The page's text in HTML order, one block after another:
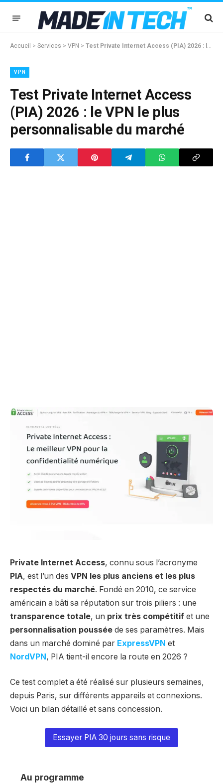
Accueil > Services > VPN > Test Private Internet Access (PIA) 2026 : le VPN le plus personnalisable du marché
VPN
Test Private Internet Access
(PIA) 2026 : le VPN le plus
personnalisable du marché
Private Internet Access, connu sous l’acronyme
PIA, est l’un des VPN les plus anciens et les plus
respectés du marché. Fondé en 2010, ce service
américain a bâti sa réputation sur trois piliers : une
transparence totale, un prix très compétitif et une
personnalisation poussée de ses paramètres. Mais
dans un marché dominé par ExpressVPN et
NordVPN, PIA tient-il encore la route en 2026 ?
Ce test complet a été réalisé sur plusieurs semaines,
depuis Paris, sur différents appareils et connexions.
Voici un bilan détaillé et sans concession.
Essayer PIA 30 jours sans risque
Au programme